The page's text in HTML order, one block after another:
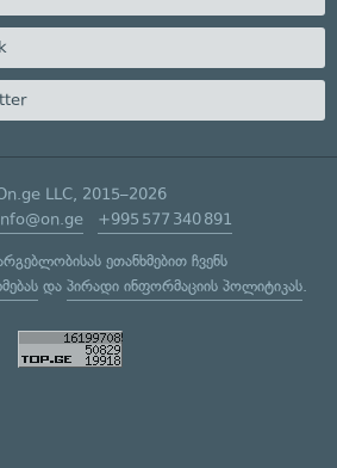
LLC, 2015–2026
+995 577 340 891
ეთანხმებით ჩვენს
და პირადი ინფორმაციის პოლიტიკას.